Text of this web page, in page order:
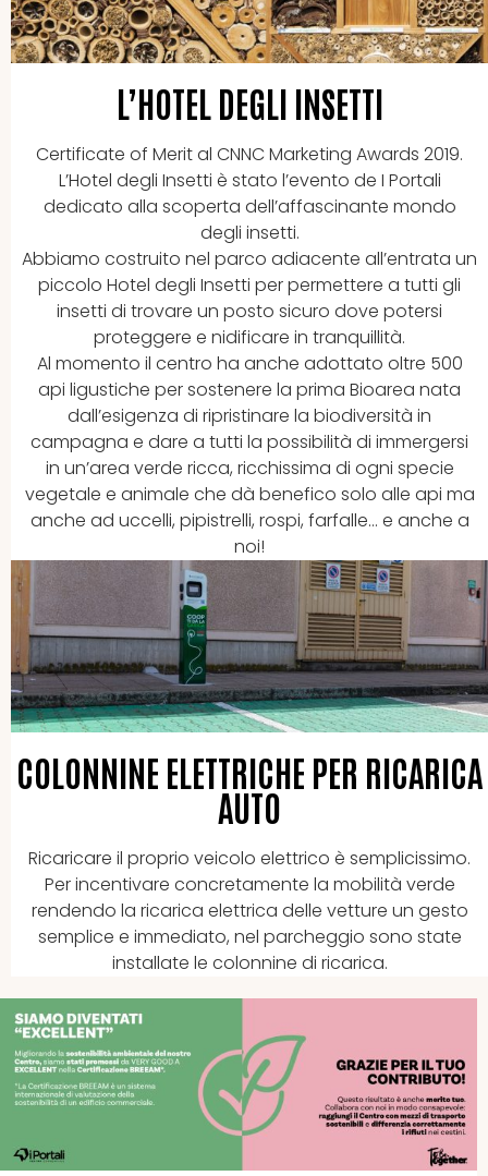
L’HOTEL DEGLI INSETTI
Certificate of Merit al CNNC Marketing Awards 2019.
L’Hotel degli Insetti è stato l’evento de I Portali
dedicato alla scoperta dell’affascinante mondo
degli insetti.
Abbiamo costruito nel parco adiacente all’entrata un
piccolo Hotel degli Insetti per permettere a tutti gli
insetti di trovare un posto sicuro dove potersi
proteggere e nidificare in tranquillità.
Al momento il centro ha anche adottato oltre 500
api ligustiche per sostenere la prima Bioarea nata
dall’esigenza di ripristinare la biodiversità in
campagna e dare a tutti la possibilità di immergersi
in un’area verde ricca, ricchissima di ogni specie
vegetale e animale che dà benefico solo alle api ma
anche ad uccelli, pipistrelli, rospi, farfalle… e anche a
noi!
COLONNINE ELETTRICHE PER RICARICA
AUTO
Ricaricare il proprio veicolo elettrico è semplicissimo.
Per incentivare concretamente la mobilità verde
rendendo la ricarica elettrica delle vetture un gesto
semplice e immediato, nel parcheggio sono state
installate le colonnine di ricarica.